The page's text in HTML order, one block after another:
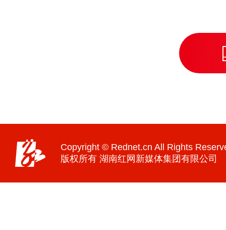
Copyright © Rednet.cn All Rights
版权所有 湖南红网新媒体集团有限公司